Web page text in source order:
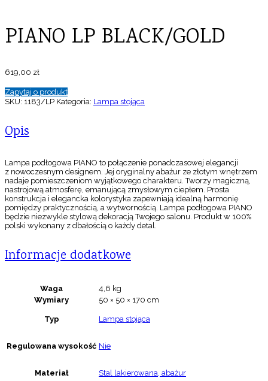
PIANO LP BLACK/GOLD
619,00 zł
Zapytaj o produkt
SKU: 1183/LP Kategoria: Lampa stojąca
Opis
Lampa podłogowa PIANO to połączenie ponadczasowej elegancji
z nowoczesnym designem. Jej oryginalny abażur ze złotym wnętrzem
nadaje pomieszczeniom wyjątkowego charakteru. Tworzy magiczną,
nastrojową atmosferę, emanującą zmysłowym ciepłem. Prosta
konstrukcja i elegancka kolorystyka zapewniają idealną harmonię
pomiędzy praktycznością, a wytwornością. Lampa podłogowa PIANO
będzie niezwykle stylową dekoracją Twojego salonu. Produkt w 100%
polski wykonany z dbałością o każdy detal.
Informacje dodatkowe
Waga
4,6 kg
Wymiary
50 × 50 × 170 cm
Typ Lampa stojąca
Regulowana wysokość Nie
Materiał Stal lakierowana, abażur